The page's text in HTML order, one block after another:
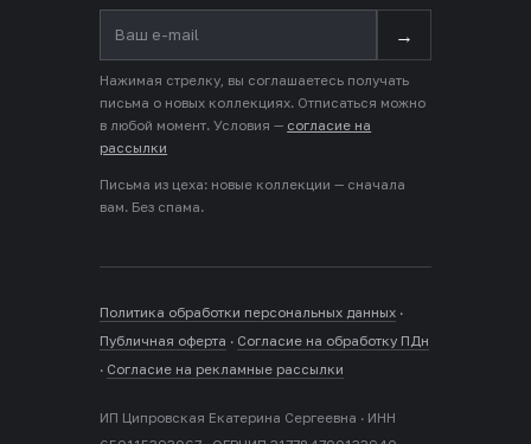
→
Нажимая стрелку, вы соглашаетесь получать
письма о новых коллекциях. Отписаться можно
в любой момент. Условия — согласие на
рассылки
Письма из цеха: новые коллекции — сначала
вам. Без спама.
Политика обработки персональных данных ·
Публичная оферта · Согласие на обработку ПДн
· Согласие на рекламные рассылки
ИП Ципровская Екатерина Сергеевна · ИНН